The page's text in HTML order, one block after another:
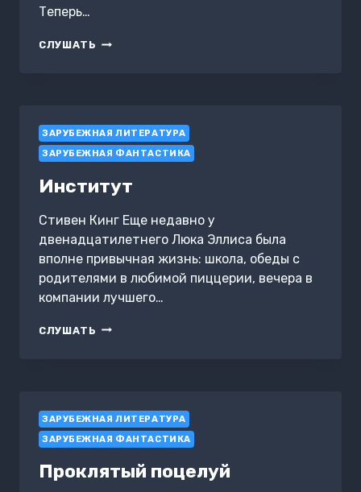
Теперь…
СЛУШАТЬ ИЗ
ЗАРУБЕЖНАЯ ЛИТЕРАТУРА
ЗАРУБЕЖНАЯ ФАНТАСТИКА
Институт
Стивен Кинг Еще недавно у
двенадцатилетнего Люка Эллиса была
вполне привычная жизнь: школа, обеды с
родителями в любимой пиццерии, вечера в
компании лучшего…
СЛУШАТЬ ИНСТИТУТ
ЗАРУБЕЖНАЯ ЛИТЕРАТУРА
ЗАРУБЕЖНАЯ ФАНТАСТИКА
Проклятый поцелуй